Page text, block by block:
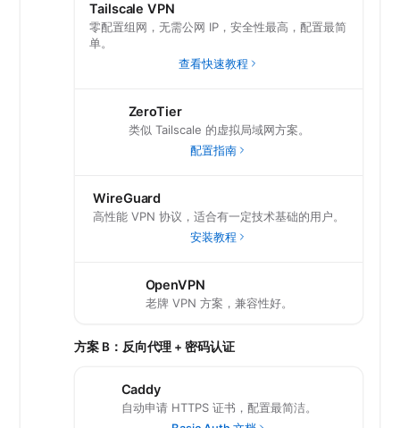
Tailscale VPN
零配置组网，无需公网 IP，安全性最高，配置最简
单。
查看快速教程
ZeroTier
类似 Tailscale 的虚拟局域网方案。
配置指南
WireGuard
高性能 VPN 协议，适合有一定技术基础的用户。
安装教程
OpenVPN
老牌 VPN 方案，兼容性好。
方案 B：反向代理 + 密码认证
Caddy
自动申请 HTTPS 证书，配置最简洁。